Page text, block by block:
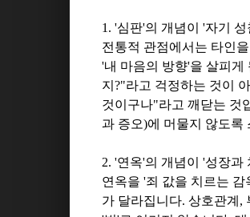
1. '심판'의 개념이 '자기 성
전통적 관점에서는 타인
'내 마음의 방향'을 살피게
지 ?"라고 걱정하는 것이
것이구나"라고 깨닫는 것
과 증오)에 머물지 않도록
2. '연옥'의 개념이 '성장과
연옥을 '죄 값을 치르는 감
가 달라집니다. 상호관계 ,